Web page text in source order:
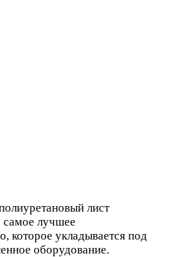
лист
самое лучшее
которое укладывается под
оборудование.